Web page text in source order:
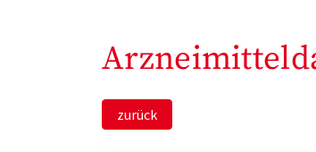
zurück